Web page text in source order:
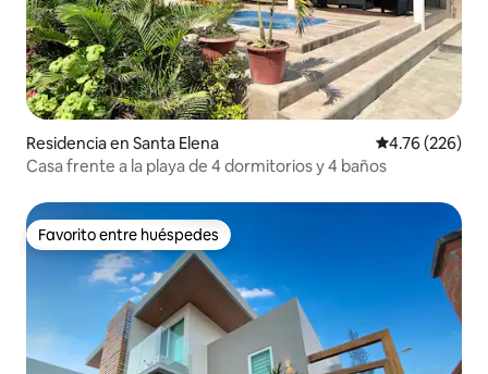
Residencia en Santa Elena Calificación
4.76 (226)
Casa frente a la playa de 4 dormitorios y 4 baños
Favorito entre huéspedes
Favorito entre huéspedes